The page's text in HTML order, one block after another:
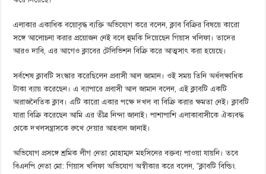
এলাকার একাধিক বয়োবৃদ্ধ ব্যক্তি অভিযোগ করে বলেন, ক্লাব বিক্রির বিষয়ে কারো
সঙ্গে আলোচনা করার প্রয়োজন নেই বলে হুমকি দিয়েছেন গিয়াস খলিফা। তাদের
আরও দাবি, এর আগেও ক্লাবের টেলিভিশন বিক্রি করে আত্মসাৎ করা হয়েছে।
সর্বশেষ ক্লাবটি সংস্কার করেছিলেন প্রবাসী ‍আল জামান। ওই সময় তিনি অর্ধলক্ষাধিক
টাকা ব্যায় করেছেন। ‍এ ব্যাপারে প্রবাসী ‍আল জামান বলেন, ‍এই ক্লাবটি ‍একটি
অরাজনৈতিক ক্লাব। ‍এটি কারো ‍একার পক্ষে দখল বা বিক্রি করার ক্ষমতা নেই। ক্লাবটি
যারা বিক্রি করেছেন ‍আমি এর তীব্র নিন্দা জানাই। পাশাপাশি ‍এলাকাবাসীকে ‍ঐক্যবদ্ধ
থেকে দখলসন্ত্রাসকে রুখে দেয়ার ‍আহবান জানাই। ‍
অভিযোগ প্রসঙ্গে শ্রমিক লীগ নেতা মোহাম্মদ মহসিনের বক্তব্য পাওয়া যায়নি। তবে
বিএনপি নেতা মো: গিয়াস খলিফা অভিযোগ অস্বীকার করে বলেন, “ক্লাবটি বিল্ডিং